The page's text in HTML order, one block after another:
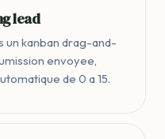
lead
un kanban drag-and-
envoyee,
de 0 a 15.